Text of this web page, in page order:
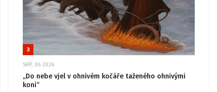
3
SRP, 06 2026
„Do nebe vjel v ohnivém kočáře taženého ohnivými
koni“